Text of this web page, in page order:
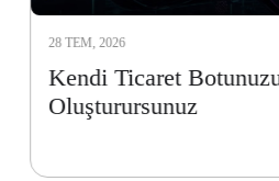
28 TEM, 2026
Kendi Ticaret Botunuzu
Oluşturursunuz